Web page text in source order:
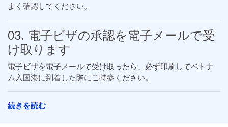
よく確認してください。
03. 電子ビザの承認を電子メールで受
け取ります
電子ビザを電子メールで受け取ったら、必ず印刷してベトナ
ム入国港に到着した際にご持参ください。
続きを読む